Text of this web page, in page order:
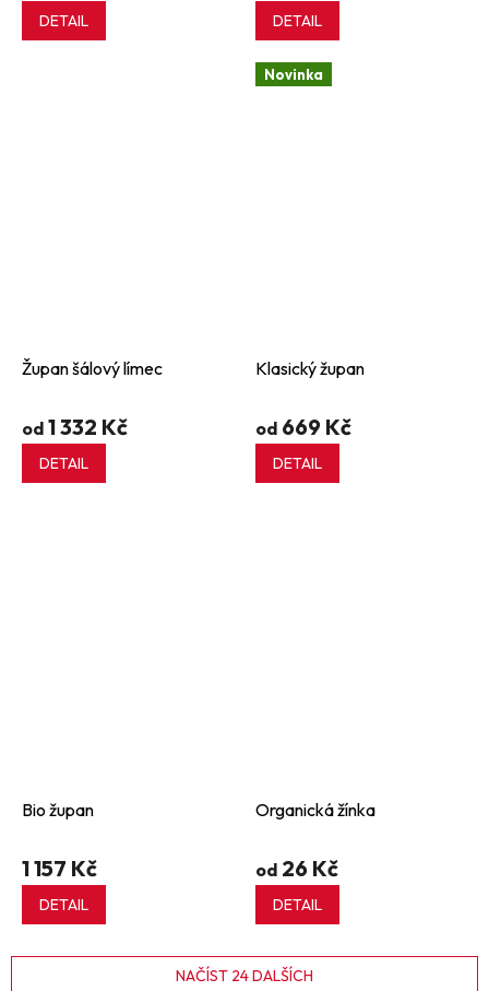
DETAIL DETAIL
Župan šálový límec
od 1 332 Kč
DETAIL
Novinka
Klasický župan
od 669 Kč
DETAIL
Bio župan
1 157 Kč
DETAIL
Organická žínka
od 26 Kč
DETAIL
NAČÍST 24 DALŠÍCH